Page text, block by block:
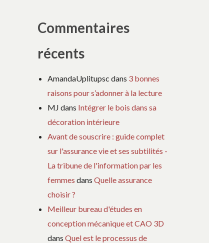
Commentaires
récents
AmandaUplitupsc dans 3 bonnes
raisons pour s’adonner à la lecture
MJ dans Intégrer le bois dans sa
décoration intérieure
Avant de souscrire : guide complet
sur l'assurance vie et ses subtilités -
La tribune de l'information par les
femmes dansQuelle assurance
choisir ?
Meilleur bureau d'études en
conception mécanique et CAO 3D
dansQuel est le processus de